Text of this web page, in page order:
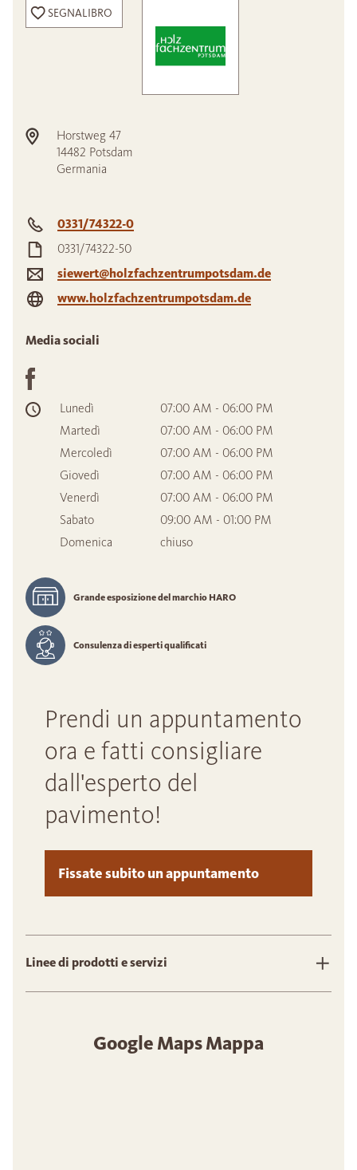
SEGNALIBRO
Horstweg 47
14482 Potsdam
Germania
0331/74322-0
0331/74322-50
siewert@holzfachzentrumpotsdam.de
www.holzfachzentrumpotsdam.de
Media sociali
Lunedì
07:00 AM - 06:00 PM
Martedì
07:00 AM - 06:00 PM
Mercoledì
07:00 AM - 06:00 PM
Giovedì
07:00 AM - 06:00 PM
Venerdì
07:00 AM - 06:00 PM
Sabato
09:00 AM - 01:00 PM
Domenica
chiuso
Grande esposizione del marchio HARO
Consulenza di esperti qualificati
Prendi un appuntamento
ora e fatti consigliare
dall'esperto del
pavimento!
Fissate subito un appuntamento
Linee di prodotti e servizi
Google Maps Mappa